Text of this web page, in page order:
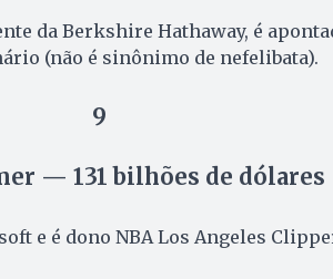
da Berkshire Hathaway, é
(não é sinônimo de nefelibata).
9
— 131 bilhões de dólares
e é dono NBA Los Angeles